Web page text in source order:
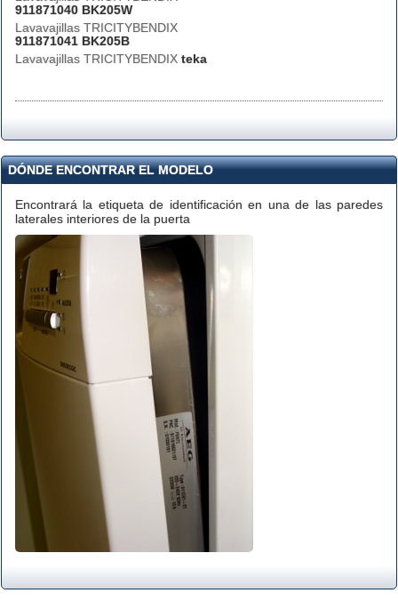
911871040 BK205W
Lavavajillas TRICITYBENDIX
911871041 BK205B
Lavavajillas TRICITYBENDIX teka
DÓNDE ENCONTRAR EL MODELO
Encontrará la etiqueta de identificación en una de las paredes
laterales interiores de la puerta